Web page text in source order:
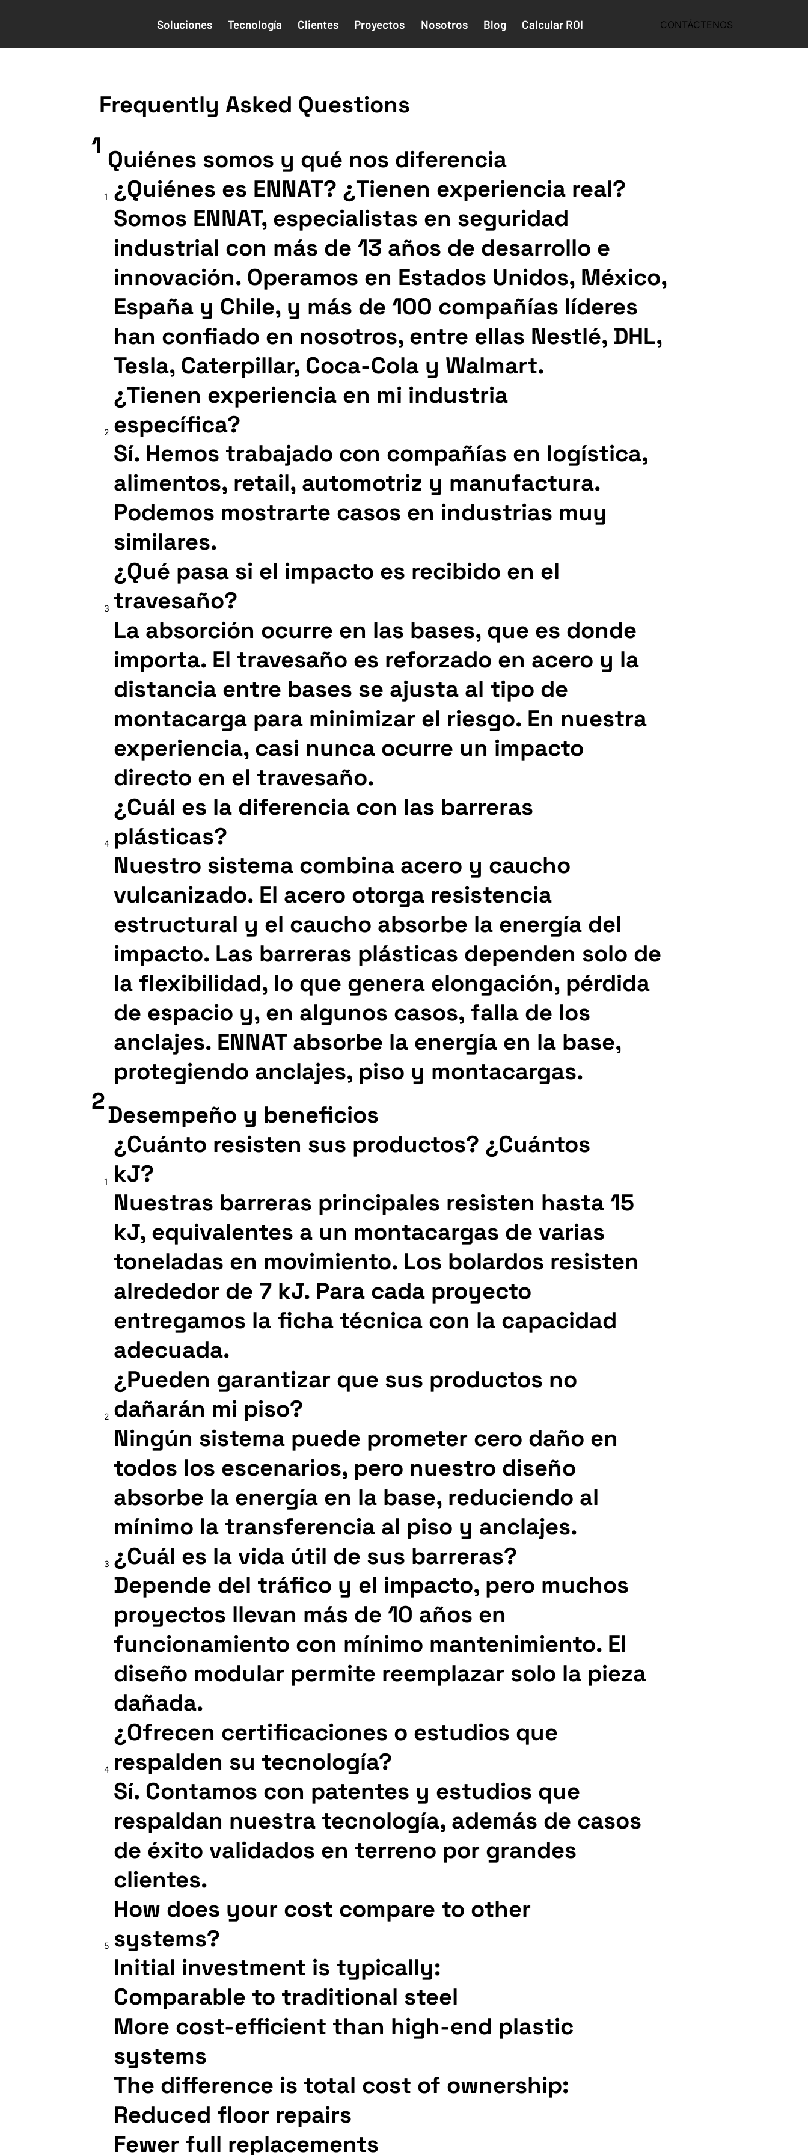
CONTÁCTENOS
Soluciones Tecnología Clientes Proyectos Nosotros Blog Calcular ROI
Frequently Asked Questions
1 Quiénes somos y qué nos diferencia
¿Quiénes es ENNAT? ¿Tienen experiencia real?
1
Somos ENNAT, especialistas en seguridad
industrial con más de 13 años de desarrollo e
innovación. Operamos en Estados Unidos, México,
España y Chile, y más de 100 compañías líderes
han confiado en nosotros, entre ellas Nestlé, DHL,
Tesla, Caterpillar, Coca-Cola y Walmart.
¿Tienen experiencia en mi industria
específica?
2
Sí. Hemos trabajado con compañías en logística,
alimentos, retail, automotriz y manufactura.
Podemos mostrarte casos en industrias muy
similares.
¿Qué pasa si el impacto es recibido en el
travesaño?
3
La absorción ocurre en las bases, que es donde
importa. El travesaño es reforzado en acero y la
distancia entre bases se ajusta al tipo de
montacarga para minimizar el riesgo. En nuestra
experiencia, casi nunca ocurre un impacto
directo en el travesaño.
¿Cuál es la diferencia con las barreras
plásticas?
4
Nuestro sistema combina acero y caucho
vulcanizado. El acero otorga resistencia
estructural y el caucho absorbe la energía del
impacto. Las barreras plásticas dependen solo de
la flexibilidad, lo que genera elongación, pérdida
de espacio y, en algunos casos, falla de los
anclajes. ENNAT absorbe la energía en la base,
protegiendo anclajes, piso y montacargas.
2Desempeño y beneficios
¿Cuánto resisten sus productos? ¿Cuántos
kJ?
1
Nuestras barreras principales resisten hasta 15
kJ, equivalentes a un montacargas de varias
toneladas en movimiento. Los bolardos resisten
alrededor de 7 kJ. Para cada proyecto
entregamos la ficha técnica con la capacidad
adecuada.
¿Pueden garantizar que sus productos no
dañarán mi piso?
2
Ningún sistema puede prometer cero daño en
todos los escenarios, pero nuestro diseño
absorbe la energía en la base, reduciendo al
mínimo la transferencia al piso y anclajes.
¿Cuál es la vida útil de sus barreras?
3
Depende del tráfico y el impacto, pero muchos
proyectos llevan más de 10 años en
funcionamiento con mínimo mantenimiento. El
diseño modular permite reemplazar solo la pieza
dañada.
¿Ofrecen certificaciones o estudios que
respalden su tecnología?
4
Sí. Contamos con patentes y estudios que
respaldan nuestra tecnología, además de casos
de éxito validados en terreno por grandes
clientes.
How does your cost compare to other
systems?
5
Initial investment is typically:
Comparable to traditional steel
More cost-efficient than high-end plastic
systems
The difference is total cost of ownership:
Reduced floor repairs
Fewer full replacements